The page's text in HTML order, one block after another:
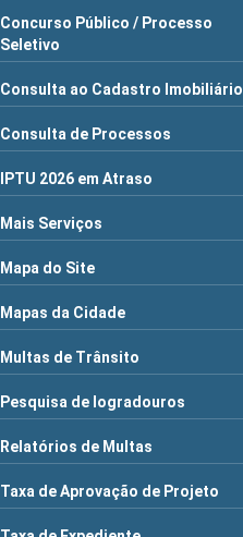
Concurso Público / Processo
Seletivo
Consulta ao Cadastro Imobiliário
Consulta de Processos
IPTU 2026 em Atraso
Mais Serviços
Mapa do Site
Mapas da Cidade
Multas de Trânsito
Pesquisa de logradouros
Relatórios de Multas
Taxa de Aprovação de Projeto